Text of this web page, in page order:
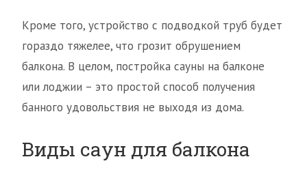
Кроме того, устройство с подводкой труб будет
гораздо тяжелее, что грозит обрушением
балкона. В целом, постройка сауны на балконе
или лоджии – это простой способ получения
банного удовольствия не выходя из дома.
Виды саун для балкона